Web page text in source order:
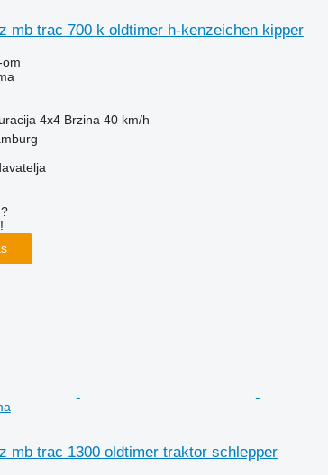
mb trac 700 k oldtimer h-kenzeichen kipper
om
4x4 Brzina 40 km/h
mb trac 1300 oldtimer traktor schlepper